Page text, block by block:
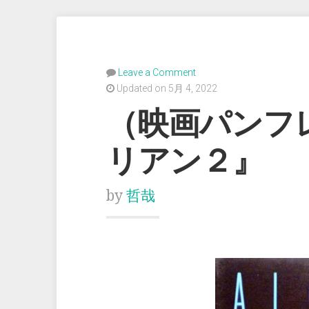
Leave a Comment
Updated on 5月 4, 2022
（映画パン
リアン２』
by 哲哉